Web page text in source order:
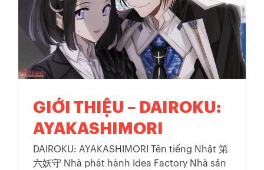
GIỚI THIỆU – DAIROKU:
AYAKASHIMORI
DAIROKU: AYAKASHIMORI Tên tiếng Nhật 第
六妖守 Nhà phát hành Idea Factory Nhà sản